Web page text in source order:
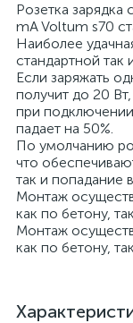
Розетка зарядка
mA Voltum s70
Наиболее
стандартной
Если заряжать
получит до 20
при
падает на 50%.
По умолчанию
что
так и попадание
Монтаж
как по бетону,
Монтаж
как по бетону,